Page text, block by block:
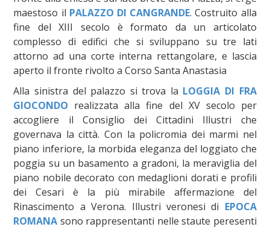
maestoso il PALAZZO DI CANGRANDE. Costruito alla
fine del XIII secolo è formato da un articolato
complesso di edifici che si sviluppano su tre lati
attorno ad una corte interna rettangolare, e lascia
aperto il fronte rivolto a Corso Santa Anastasia
Alla sinistra del palazzo si trova la LOGGIA DI FRA
GIOCONDO realizzata alla fine del XV secolo per
accogliere il Consiglio dei Cittadini Illustri che
governava la città. Con la policromia dei marmi nel
piano inferiore, la morbida eleganza del loggiato che
poggia su un basamento a gradoni, la meraviglia del
piano nobile decorato con medaglioni dorati e profili
dei Cesari è la più mirabile affermazione del
Rinascimento a Verona. Illustri veronesi di EPOCA
ROMANA sono rappresentanti nelle staute peresenti